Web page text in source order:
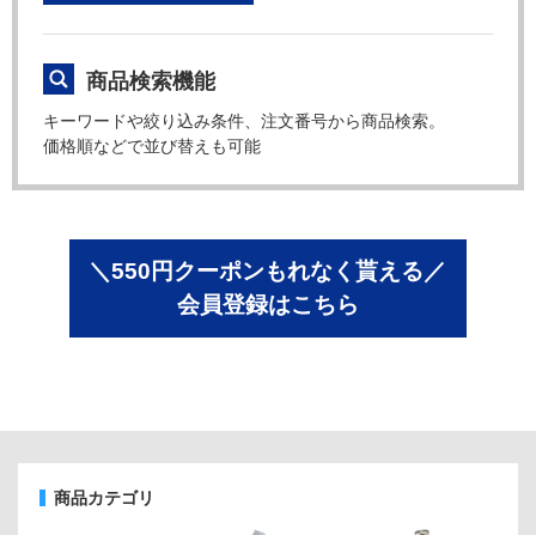
商品検索機能
キーワードや絞り込み条件、注文番号から商品検索。
価格順などで並び替えも可能
＼550円クーポンもれなく貰える／
会員登録はこちら
商品カテゴリ